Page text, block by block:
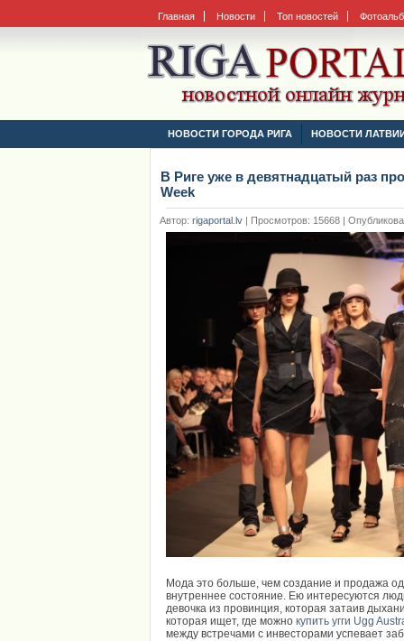
Главная Новости Топ новостей
НОВОСТИ ГОРОДА РИГА НОВОСТИ
В Риге уже в девятнадцатый раз
Week
Автор: rigaportal.lv | Просмотров: 15668 |
Мода это больше, чем создание и продажа
внутреннее состояние. Ею интересуются
девочка из провинция, которая затаив
которая ищет, где можно купить угги Ugg
между встречами с инвесторами успевает